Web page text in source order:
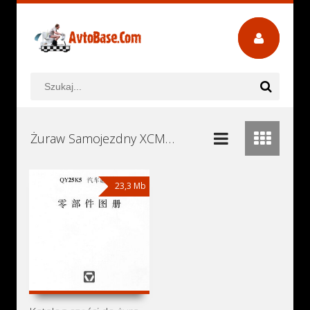
Żuraw Samojezdny XCMG QY25K5-1 Instrukcje Obsługi, Książki Serwisowe i Naprawy Download - Pobierz za Darmo
23,3 Mb